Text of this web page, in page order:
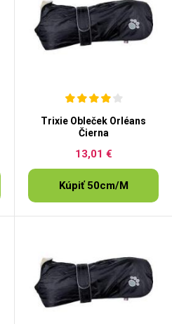
Trixie Obleček Orléans
Čierna
13,01 €
Kúpiť 50cm/M